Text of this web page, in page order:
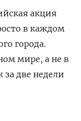
акция
в каждом
города.
мире, а не в
две недели